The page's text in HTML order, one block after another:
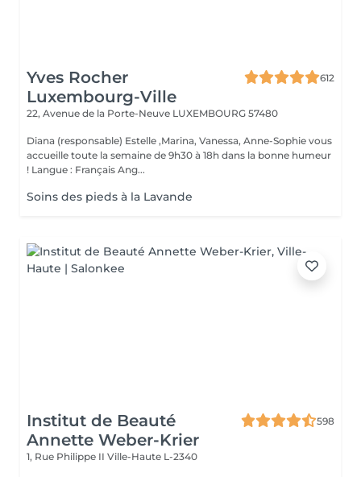
Yves Rocher
Luxembourg-Ville
612
22, Avenue de la Porte-Neuve LUXEMBOURG 57480
Diana (responsable) Estelle ,Marina, Vanessa, Anne-Sophie vous
accueille toute la semaine de 9h30 à 18h dans la bonne humeur
! Langue : Français Ang...
Soins des pieds à la Lavande
Institut de Beauté
Annette Weber-Krier
598
1, Rue Philippe II Ville-Haute L-2340